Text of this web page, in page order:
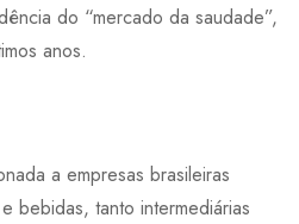
do “mercado da saudade”,
anos.
a empresas brasileiras
bebidas, tanto intermediárias